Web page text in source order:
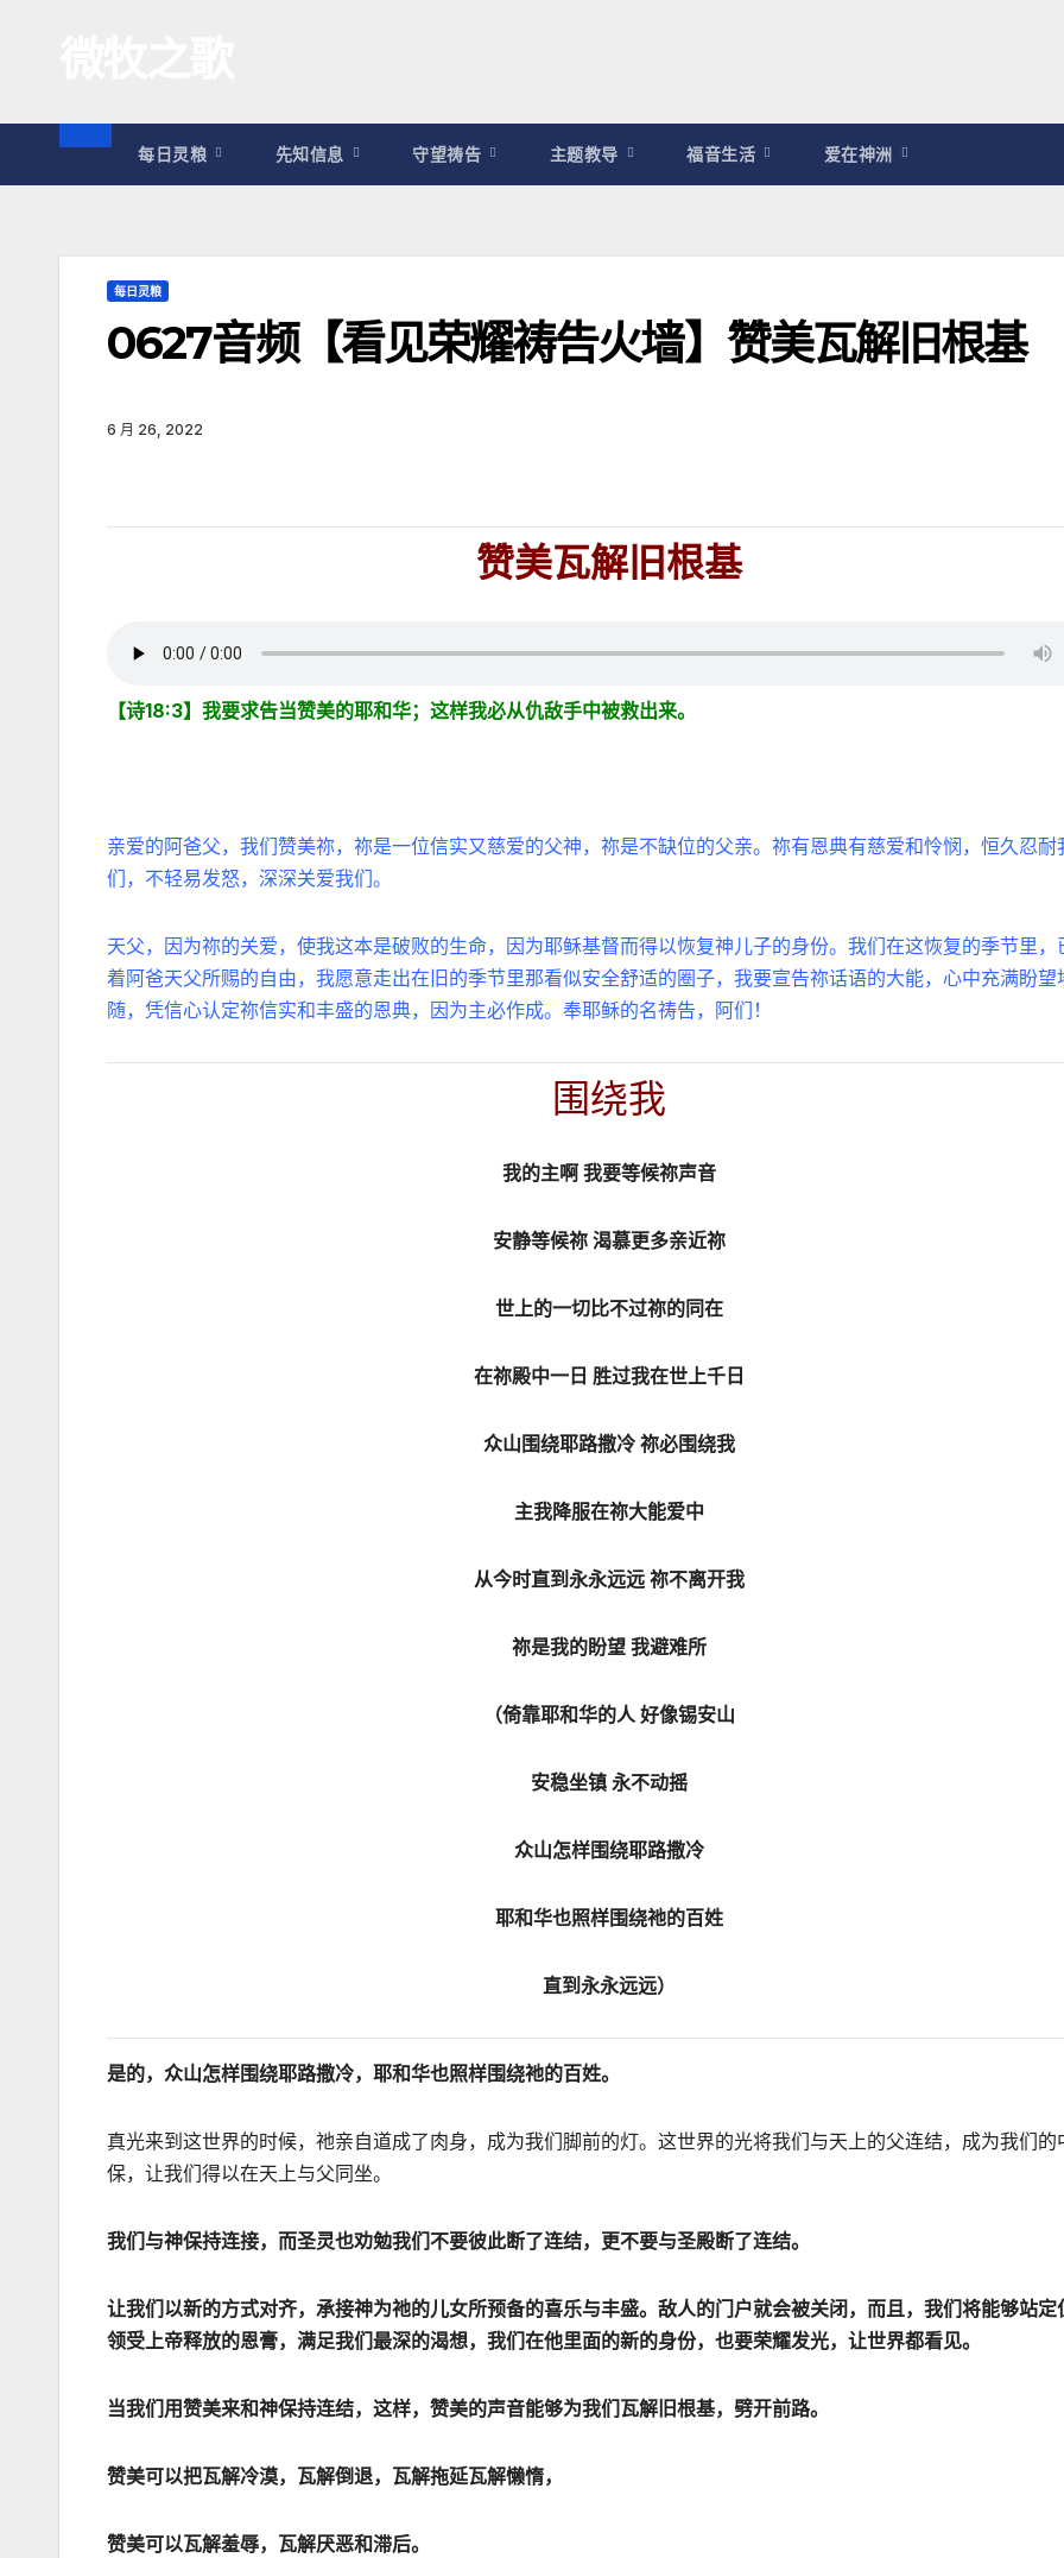
容
每日灵粮 先知信息 守望祷告 主题教导 福音生活 爱在神洲
每日灵粮
0627音频【看见荣耀祷告火墙】赞美瓦解旧根基
6 月 26, 2022
赞美瓦解旧根基
【诗18:3】我要求告当赞美的耶和华；这样我必从仇敌手中被救出来。
亲爱的阿爸父，我们赞美祢，祢是一位信实又慈爱的父神，祢是不缺位的父亲。祢有恩典有慈爱和怜悯，恒久忍耐
们，不轻易发怒，深深关爱我们。
天父，因为祢的关爱，使我这本是破败的生命，因为耶稣基督而得以恢复神儿子的身份。我们在这恢复的季节里，
着阿爸天父所赐的自由，我愿意走出在旧的季节里那看似安全舒适的圈子，我要宣告祢话语的大能，心中充满盼望
随，凭信心认定祢信实和丰盛的恩典，因为主必作成。奉耶稣的名祷告，阿们！
围绕我
我的主啊 我要等候祢声音
安静等候祢 渴慕更多亲近祢
世上的一切比不过祢的同在
在祢殿中一日 胜过我在世上千日
众山围绕耶路撒冷 祢必围绕我
主我降服在祢大能爱中
从今时直到永永远远 祢不离开我
祢是我的盼望 我避难所
（倚靠耶和华的人 好像锡安山
安稳坐镇 永不动摇
众山怎样围绕耶路撒冷
耶和华也照样围绕祂的百姓
直到永永远远）
是的，众山怎样围绕耶路撒冷，耶和华也照样围绕祂的百姓。
真光来到这世界的时候，祂亲自道成了肉身，成为我们脚前的灯。这世界的光将我们与天上的父连结，成为我们的
保，让我们得以在天上与父同坐。
我们与神保持连接，而圣灵也劝勉我们不要彼此断了连结，更不要与圣殿断了连结。
让我们以新的方式对齐，承接神为祂的儿女所预备的喜乐与丰盛。敌人的门户就会被关闭，而且，我们将能够站定
领受上帝释放的恩膏，满足我们最深的渴想，我们在他里面的新的身份，也要荣耀发光，让世界都看见。
当我们用赞美来和神保持连结，这样，赞美的声音能够为我们瓦解旧根基，劈开前路。
赞美可以把瓦解冷漠，瓦解倒退，瓦解拖延瓦解懒惰，
赞美可以瓦解羞辱，瓦解厌恶和滞后。